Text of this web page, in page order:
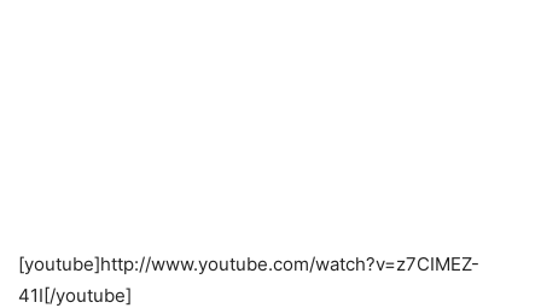
[youtube]http://www.youtube.com/watch?v=z7CIMEZ-
41I[/youtube]